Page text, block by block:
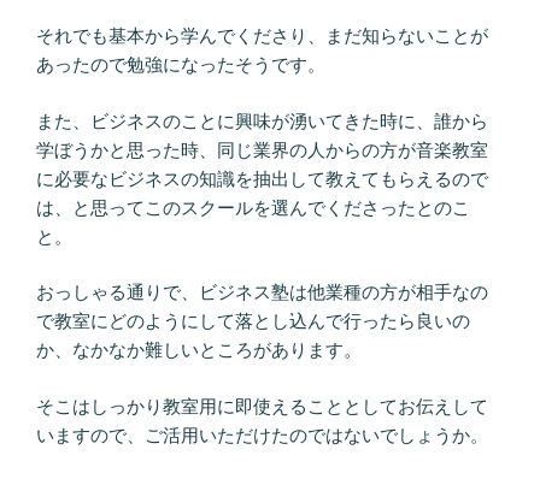
それでも基本から学んでくださり、まだ知らないことが
あったので勉強になったそうです。
また、ビジネスのことに興味が湧いてきた時に、誰から
学ぼうかと思った時、同じ業界の人からの方が音楽教室
に必要なビジネスの知識を抽出して教えてもらえるので
は、と思ってこのスクールを選んでくださったとのこ
と。
おっしゃる通りで、ビジネス塾は他業種の方が相手なの
で教室にどのようにして落とし込んで行ったら良いの
か、なかなか難しいところがあります。
そこはしっかり教室用に即使えることとしてお伝えして
いますので、ご活用いただけたのではないでしょうか。